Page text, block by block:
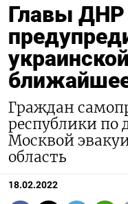
Главы
Граждан
республики по
Москвой
область
18.02.2022